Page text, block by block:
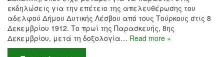
εκδηλώσεις για την επέτειο της απελευθέρωσης του
αδελφού Δήμου Δυτικής Λέσβου από τους Τούρκους στις 8
Δεκεμβρίου 1912. Το πρωί της Παρασκευής, 8ης
Δεκεμβρίου, μετά τη δοξολογία… Read more »